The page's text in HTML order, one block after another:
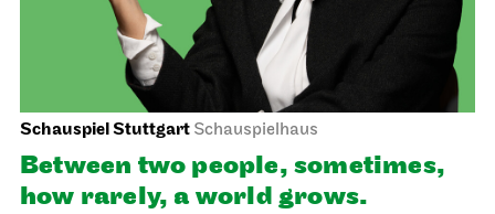
Schauspiel Stuttgart Schauspielhaus
Between two people, sometimes,
how rarely, a world grows.